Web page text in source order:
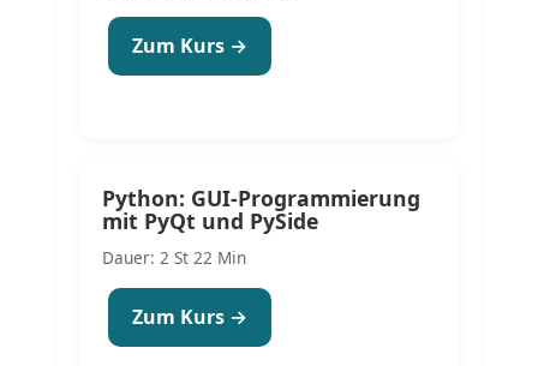
Zum Kurs →
Python: GUI-Programmierung
mit PyQt und PySide
Dauer: 2 St 22 Min
Zum Kurs →